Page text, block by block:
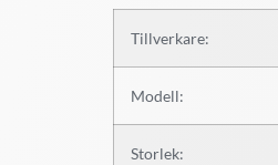
Tillverkare:
Modell:
Storlek: